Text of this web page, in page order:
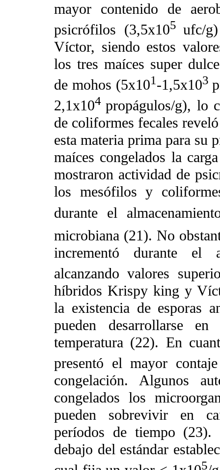
mayor contenido de
psicrófilos (3,5x105ufc/
Víctor, siendo estos
los tres maíces super
de mohos (5x101 -1,5x103
2,1x104propágulos/g), lo
de coliformes fecales
esta materia prima para su
maíces congelados la
mostraron actividad de
los mesófilos y
durante el
microbiana (21). No
incrementó durante el
alcanzando valores
híbridos Krispy king y
la existencia de esporas
pueden desarrollarse
temperatura (22). En
presentó el mayor
congelación. Algunos
congelados los
pueden sobrevivir en
períodos de tiempo (23).
debajo del estándar
5